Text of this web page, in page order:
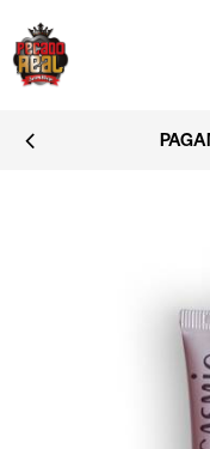
PAGAMENTOS SEGURO